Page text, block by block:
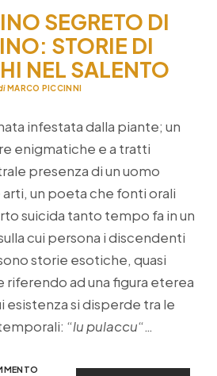
SEGRETO DI
STORIE DI
NEL SALENTO
MARCO PICCINNI
infestata dalla piante; un
enigmatiche e a tratti
presenza di un uomo
un poeta che fonti orali
suicida tanto tempo fa in un
cui persona i discendenti
storie esotiche, quasi
riferendo ad una figura eterea
esistenza si disperde tra le
“lu pulaccu“…